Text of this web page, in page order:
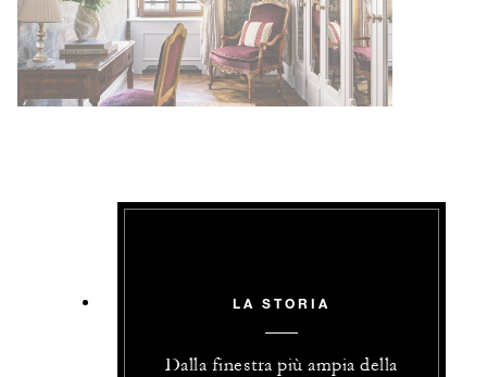
LA STORIA
Dalla finestra più ampia della